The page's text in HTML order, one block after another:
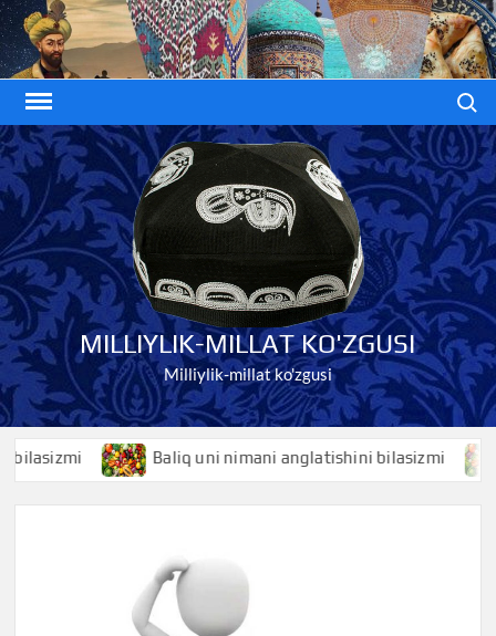
Skip
to
content
MILLIYLIK-MILLAT KO'ZGUSI
Milliylik-millat ko'zgusi
Baliq uni nimani anglatishini bilasizmi